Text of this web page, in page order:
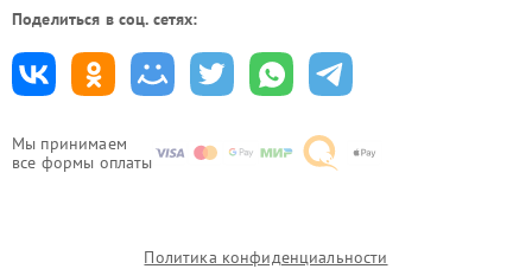
Мы принимаем
все формы оплаты
Поделиться в соц. сетях:
Политика конфиденциальности